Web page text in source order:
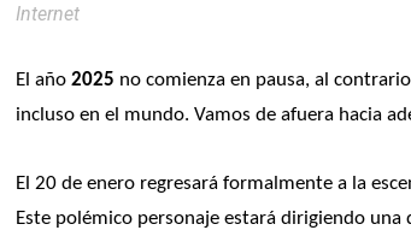
Internet
El año 2025 no comienza en pausa, al
incluso en el mundo. Vamos de afuera hacia
El 20 de enero regresará formalmente a la
Este polémico personaje estará dirigiendo